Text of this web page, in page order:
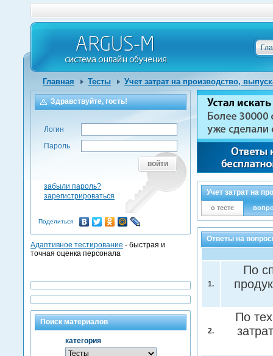
Главная Тесты Учет затрат на производство,
Учет затрат на
о тесте
Ответы на
1.
По
2.
По
Здравствуйте, гость!
Логин
Пароль
войти
забыли пароль?
зарегистрироваться
Поделиться
Адаптивное тестирование - быстрая и
точная оценка персонала
Поиск материалов
категория